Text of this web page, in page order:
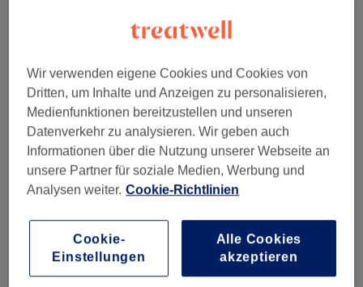
Wir verwenden eigene Cookies und Cookies von
Dritten, um Inhalte und Anzeigen zu personalisieren,
Medienfunktionen bereitzustellen und unseren
Datenverkehr zu analysieren. Wir geben auch
Informationen über die Nutzung unserer Webseite an
unsere Partner für soziale Medien, Werbung und
Analysen weiter. Cookie-Richtlinien
Cookie-
Einstellungen
Alle Cookies
akzeptieren